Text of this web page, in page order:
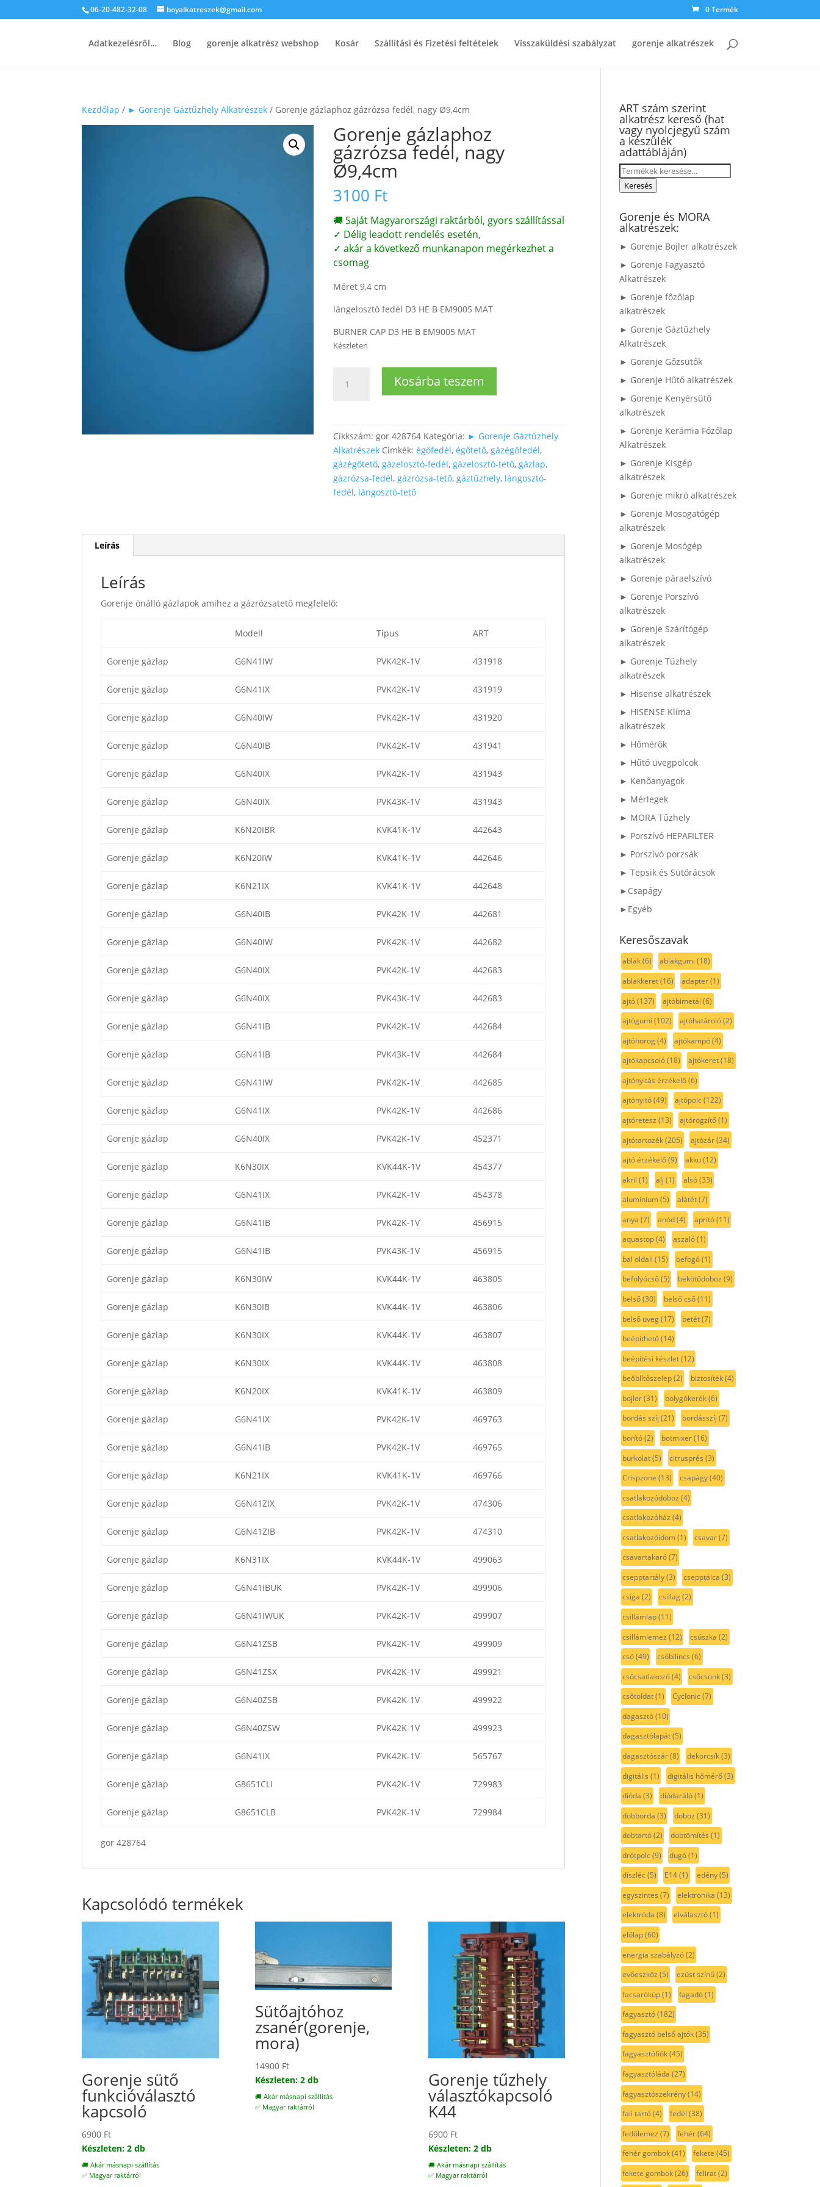
06-20-482-32-08 boyalkatreszek@gmail.com 0 Termék
Adatkezelésről… Blog gorenje alkatrész webshop Kosár Szállítási és Fizetési feltételek Visszaküldési szabályzat gorenje alkatrészek
Kezdőlap / ► Gorenje Gáztűzhely Alkatrészek / Gorenje gázlaphoz gázrózsa fedél, nagy Ø9,4cm
Gorenje gázlaphoz
gázrózsa fedél, nagy
Ø9,4cm
3100 Ft
🚚 Saját Magyarországi raktárból, gyors szállítással
✓ Délig leadott rendelés esetén,
✓ akár a következő munkanapon megérkezhet a
csomag
Méret 9,4 cm
lángelosztó fedél D3 HE B EM9005 MAT
BURNER CAP D3 HE B EM9005 MAT
Készleten
gázlaphoz
nagy
Ø9,4cm
mennyiség
Kosárba teszem
Cikkszám:gor 428764 Kategória: ► Gorenje Gáztűzhely
Alkatrészek Címkék:égőfedél,égőtető,gázégőfedél,
gázégőtető,gázelosztó-fedél,gázelosztó-tető,gázlap,
gázrózsa-fedél,gázrózsa-tető,gáztűzhely, lángosztó-
fedél, lángosztó-tető
Leírás
Leírás
Gorenje önálló gázlapok amihez a gázrózsatető megfelelő:
Modell Típus ART
Gorenje gázlap G6N41IW PVK42K-1V 431918
Gorenje gázlap G6N41IX PVK42K-1V 431919
Gorenje gázlap G6N40IW PVK42K-1V 431920
Gorenje gázlap G6N40IB PVK42K-1V 431941
Gorenje gázlap G6N40IX PVK42K-1V 431943
Gorenje gázlap G6N40IX PVK43K-1V 431943
Gorenje gázlap K6N20IBR KVK41K-1V 442643
Gorenje gázlap K6N20IW KVK41K-1V 442646
Gorenje gázlap K6N21IX KVK41K-1V 442648
Gorenje gázlap G6N40IB PVK42K-1V 442681
Gorenje gázlap G6N40IW PVK42K-1V 442682
Gorenje gázlap G6N40IX PVK42K-1V 442683
Gorenje gázlap G6N40IX PVK43K-1V 442683
Gorenje gázlap G6N41IB PVK42K-1V 442684
Gorenje gázlap G6N41IB PVK43K-1V 442684
Gorenje gázlap G6N41IW PVK42K-1V 442685
Gorenje gázlap G6N41IX PVK42K-1V 442686
Gorenje gázlap G6N40IX PVK42K-1V 452371
Gorenje gázlap K6N30IX KVK44K-1V 454377
Gorenje gázlap G6N41IX PVK42K-1V 454378
Gorenje gázlap G6N41IB PVK42K-1V 456915
Gorenje gázlap G6N41IB PVK43K-1V 456915
Gorenje gázlap K6N30IW KVK44K-1V 463805
Gorenje gázlap K6N30IB KVK44K-1V 463806
Gorenje gázlap K6N30IX KVK44K-1V 463807
Gorenje gázlap K6N30IX KVK44K-1V 463808
Gorenje gázlap K6N20IX KVK41K-1V 463809
Gorenje gázlap G6N41IX PVK42K-1V 469763
Gorenje gázlap G6N41IB PVK42K-1V 469765
Gorenje gázlap K6N21IX KVK41K-1V 469766
Gorenje gázlap G6N41ZIX PVK42K-1V 474306
Gorenje gázlap G6N41ZIB PVK42K-1V 474310
Gorenje gázlap K6N31IX KVK44K-1V 499063
Gorenje gázlap G6N41IBUK PVK42K-1V 499906
Gorenje gázlap G6N41IWUK PVK42K-1V 499907
Gorenje gázlap G6N41ZSB PVK42K-1V 499909
Gorenje gázlap G6N41ZSX PVK42K-1V 499921
Gorenje gázlap G6N40ZSB PVK42K-1V 499922
Gorenje gázlap G6N40ZSW PVK42K-1V 499923
Gorenje gázlap G6N41IX PVK42K-1V 565767
Gorenje gázlap G8651CLI PVK42K-1V 729983
Gorenje gázlap G8651CLB PVK42K-1V 729984
gor 428764
Kapcsolódó termékek
Gorenje sütő
funkcióválasztó
kapcsoló
6900 Ft
Készleten: 2 db
🚚 Akár másnapi szállítás
✅ Magyar raktárról
Sütőajtóhoz
zsanér(gorenje,
mora)
14900 Ft
Készleten: 2 db
🚚 Akár másnapi szállítás
✅ Magyar raktárról
Gorenje tűzhely
választókapcsoló
K44
6900 Ft
Készleten: 2 db
🚚 Akár másnapi szállítás
✅ Magyar raktárról
ART szám szerint
alkatrész kereső (hat
vagy nyolcjegyű szám
a készülék
adattábláján)
Keresés
a Keresés
Gorenje és MORA
alkatrészek:
► Gorenje Bojler alkatrészek
► Gorenje Fagyasztó
Alkatrészek
► Gorenje főzőlap
alkatrészek
► Gorenje Gáztűzhely
Alkatrészek
► Gorenje Gőzsütők
► Gorenje Hűtő alkatrészek
► Gorenje Kenyérsütő
alkatrészek
► Gorenje Kerámia Főzőlap
Alkatrészek
► Gorenje Kisgép
alkatrészek
► Gorenje mikró alkatrészek
► Gorenje Mosogatógép
alkatrészek
► Gorenje Mosógép
alkatrészek
► Gorenje páraelszívó
► Gorenje Porszívó
alkatrészek
► Gorenje Szárítógép
alkatrészek
► Gorenje Tűzhely
alkatrészek
► Hisense alkatrészek
► HISENSE Klíma
alkatrészek
► Hőmérők
► Hűtő üvegpolcok
► Kenőanyagok
► Mérlegek
► MORA Tűzhely
► Porszívó HEPAFILTER
► Porszívó porzsák
► Tepsik és Sütőrácsok
►Csapágy
►Egyéb
Keresőszavak
ablak(6) ablakgumi (18)
ablakkeret(16) adapter(1)
ajtó(137) ajtóbimetál (6)
ajtógumi (102) ajtóhatároló(2)
ajtóhorog(4) ajtókampó(4)
ajtókapcsoló(18) ajtókeret(18)
ajtónyitás érzékelő(6)
ajtónyitó(49) ajtópolc(122)
ajtóretesz (13) ajtórögzítő(1)
ajtótartozék(205) ajtózár(34)
ajtó érzékelő(9) akku(12)
akril (1) alj (1) alsó(33)
aluminium(5) alátét(7)
anya (7) anód(4) aprító(11)
aquastop(4) aszaló(1)
bal oldali (15) befogó(1)
befolyócső(5) bekötődoboz (9)
belső(30) belső cső(11)
belső üveg(17) betét(7)
beépíthető(14)
beépítési készlet(12)
beőblítőszelep(2) biztosíték(4)
bojler(31) bolygókerék(6)
bordás szíj (21) bordásszíj (7)
borító(2) botmixer(16)
burkolat(5) citrusprés (3)
Crispzone (13) csapágy(40)
csatlakozódoboz (4)
csatlakozóház (4)
csatlakozóidom(1) csavar(7)
csavartakaró(7)
csepptartály(3) csepptálca (3)
csiga (2) csillag(2)
csillámlap(11)
csillámlemez (12) csúszka (2)
cső(49) csőbilincs (6)
csőcsatlakozó(4) csőcsonk(3)
csőtoldat(1) Cyclonic(7)
dagasztó(10)
dagasztólapát(5)
dagasztószár(8) dekorcsík(3)
digitális (1) digitális hőmérő(3)
dióda (3) diódaráló(1)
dobborda (3) doboz (31)
dobtartó(2) dobtömítés (1)
drótpolc(9) dugó(1)
díszléc(5) E14(1) edény(5)
egyszintes (7) elektronika (13)
elektróda (8) elválasztó(1)
előlap(60)
energia szabályzó(2)
evőeszköz (5) ezüst színű(2)
facsarókúp(1) fagadó(1)
fagyasztó(182)
fagyasztó belső ajtók(35)
fagyasztófiók(45)
fagyasztóláda (27)
fagyasztószekrény(14)
fali tartó(4) fedél (38)
fedőlemez (7) fehér(64)
fehér gombok(41) fekete (45)
fekete gombok(26) felirat(2)